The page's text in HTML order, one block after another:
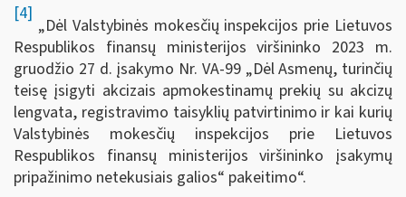
[4]
„Dėl Valstybinės mokesčių inspekcijos prie Lietuvos
Respublikos finansų ministerijos viršininko 2023 m.
gruodžio 27 d. įsakymo Nr. VA-99 „Dėl Asmenų, turinčių
teisę įsigyti akcizais apmokestinamų prekių su akcizų
lengvata, registravimo taisyklių patvirtinimo ir kai kurių
Valstybinės mokesčių inspekcijos prie Lietuvos
Respublikos finansų ministerijos viršininko įsakymų
pripažinimo netekusiais galios“ pakeitimo“.